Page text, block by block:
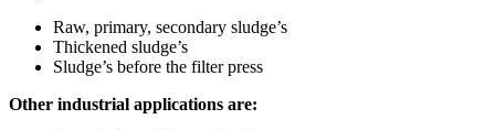
Raw, primary, secondary sludge’s
Thickened sludge’s
Sludge’s before the filter press
Other industrial applications are: